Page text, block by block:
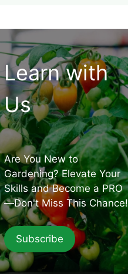
Learn with
Us
Are You New to
Gardening? Elevate Your
Skills and Become a PRO
—Don't Miss This Chance!
Subscribe